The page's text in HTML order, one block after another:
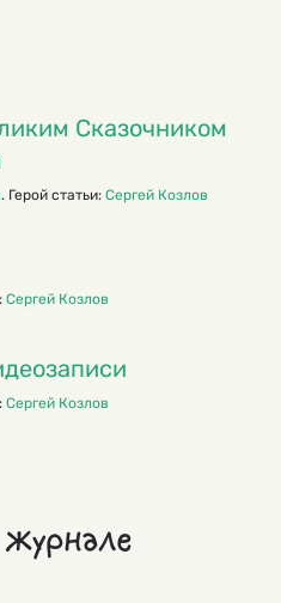
Сказочником
. Герой статьи: Сергей Козлов
Сергей Козлов
Сергей Козлов